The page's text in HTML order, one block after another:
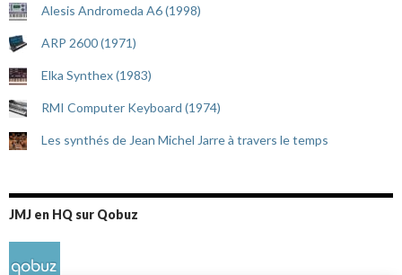
Alesis Andromeda A6 (1998)
ARP 2600 (1971)
Elka Synthex (1983)
RMI Computer Keyboard (1974)
Les synthés de Jean Michel Jarre à travers le temps
JMJ en HQ sur Qobuz